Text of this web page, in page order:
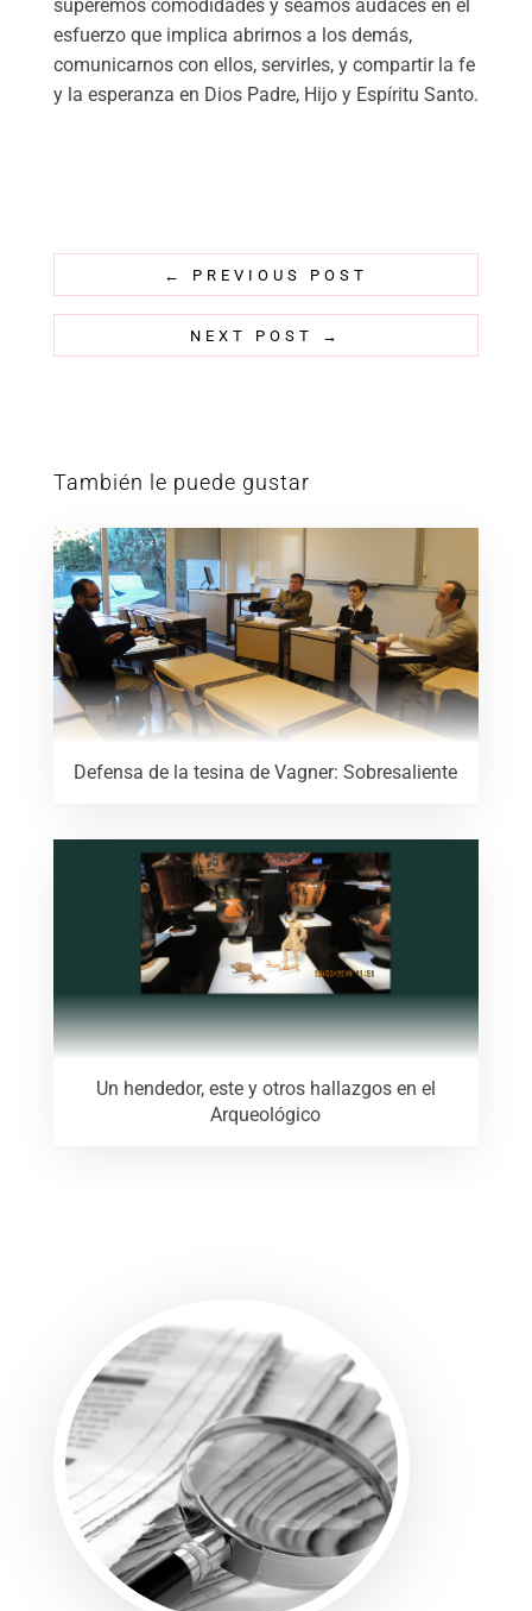
superemos comodidades y seamos audaces en el
esfuerzo que implica abrirnos a los demás,
comunicarnos con ellos, servirles, y compartir la fe
y la esperanza en Dios Padre, Hijo y Espíritu Santo.
← PREVIOUS POST
NEXT POST →
También le puede gustar
Defensa de la tesina de Vagner: Sobresaliente
Un hendedor, este y otros hallazgos en el
Arqueológico